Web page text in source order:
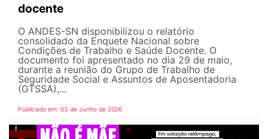
docente
O ANDES-SN disponibilizou o relatório
consolidado da Enquete Nacional sobre
Condições de Trabalho e Saúde Docente. O
documento foi apresentado no dia 29 de maio,
durante a reunião do Grupo de Trabalho de
Seguridade Social e Assuntos de Aposentadoria
(GTSSA),...
Publicado em: 03 de Junho de 2026